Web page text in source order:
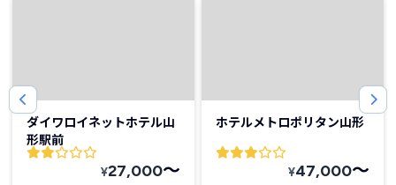
ダイワロイネットホテル山
形駅前
¥27,000〜
ホテルメトロポリタン山形
¥47,000〜